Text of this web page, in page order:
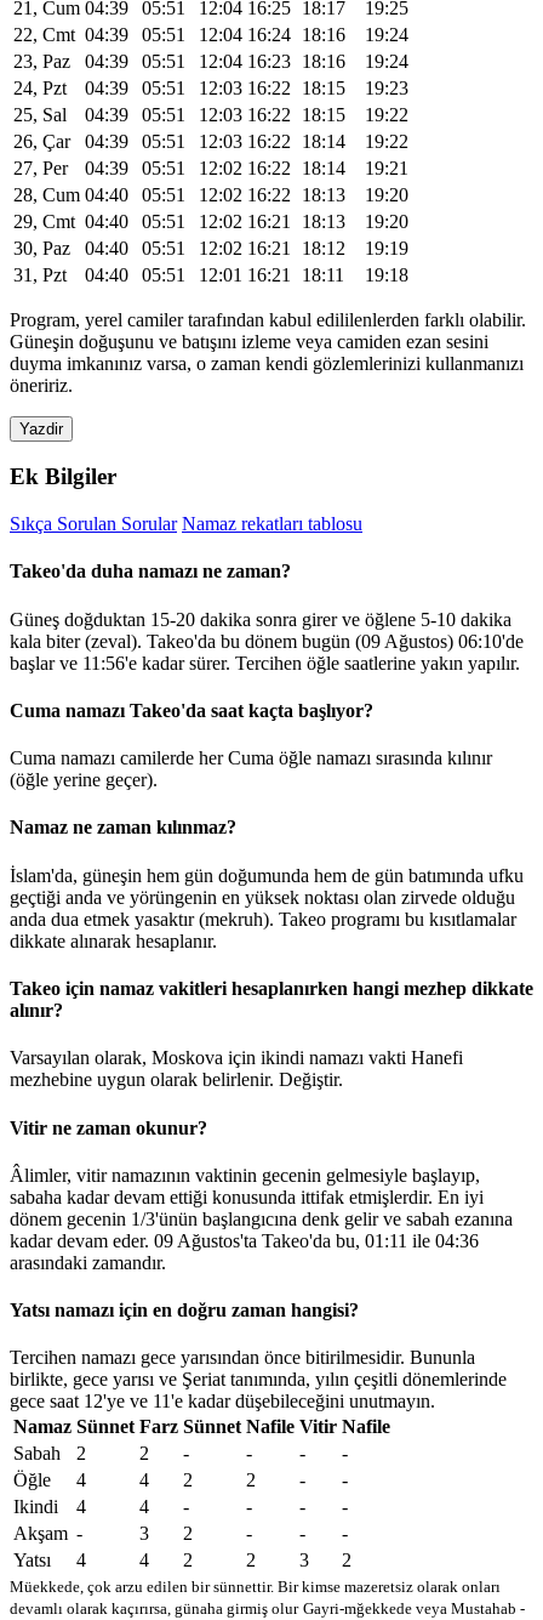
21, Cum 04:39 05:51 12:04 16:25 18:17
19:25
22, Cmt 04:39 05:51 12:04 16:24 18:16
19:24
23, Paz
04:39 05:51 12:04 16:23 18:16
19:24
24, Pzt
04:39 05:51 12:03 16:22 18:15
19:23
25, Sal
04:39 05:51 12:03 16:22 18:15
19:22
26, Çar
04:39 05:51 12:03 16:22 18:14
19:22
27, Per
04:39 05:51 12:02 16:22 18:14
19:21
28, Cum 04:40 05:51 12:02 16:22 18:13
19:20
29, Cmt 04:40 05:51 12:02 16:21 18:13
19:20
30, Paz
04:40 05:51 12:02 16:21 18:12
19:19
31, Pzt
04:40 05:51 12:01 16:21 18:11 19:18
Program, yerel camiler tarafından kabul edililenlerden farklı olabilir.
Güneşin doğuşunu ve batışını izleme veya camiden ezan sesini
duyma imkanınız varsa, o zaman kendi gözlemlerinizi kullanmanızı
öneririz.
Yazdir
Ek Bilgiler
Sıkça Sorulan Sorular Namaz rekatları tablosu
Takeo'da duha namazı ne zaman?
Güneş doğduktan 15-20 dakika sonra girer ve öğlene 5-10 dakika
kala biter (zeval). Takeo'da bu dönem bugün (09 Ağustos) 06:10'de
başlar ve 11:56'e kadar sürer. Tercihen öğle saatlerine yakın yapılır.
Cuma namazı Takeo'da saat kaçta başlıyor?
Cuma namazı camilerde her Cuma öğle namazı sırasında kılınır
(öğle yerine geçer).
Namaz ne zaman kılınmaz?
İslam'da, güneşin hem gün doğumunda hem de gün batımında ufku
geçtiği anda ve yörüngenin en yüksek noktası olan zirvede olduğu
anda dua etmek yasaktır (mekruh). Takeo programı bu kısıtlamalar
dikkate alınarak hesaplanır.
Takeo için namaz vakitleri hesaplanırken hangi mezhep dikkate
alınır?
Varsayılan olarak, Moskova için ikindi namazı vakti Hanefi
mezhebine uygun olarak belirlenir. Değiştir.
Vitir ne zaman okunur?
Âlimler, vitir namazının vaktinin gecenin gelmesiyle başlayıp,
sabaha kadar devam ettiği konusunda ittifak etmişlerdir. En iyi
dönem gecenin 1/3'ünün başlangıcına denk gelir ve sabah ezanına
kadar devam eder. 09 Ağustos'ta Takeo'da bu, 01:11 ile 04:36
arasındaki zamandır.
Yatsı namazı için en doğru zaman hangisi?
Tercihen namazı gece yarısından önce bitirilmesidir. Bununla
birlikte, gece yarısı ve Şeriat tanımında, yılın çeşitli dönemlerinde
gece saat 12'ye ve 11'e kadar düşebileceğini unutmayın.
Namaz Sünnet Farz Sünnet Nafile Vitir Nafile
Sabah
2 2 - - -
-
Öğle
4 4 2 2 -
-
Ikindi
4 4 - - -
-
Akşam - 3 2 - -
-
Yatsı
4 4 2 2 3 2
Müekkede, çok arzu edilen bir sünnettir. Bir kimse mazeretsiz olarak onları
devamlı olarak kaçırırsa, günaha girmiş olur Gayri-mğekkede veya Mustahab -